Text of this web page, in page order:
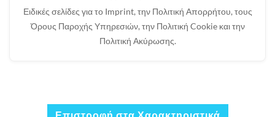
Ειδικές σελίδες για το Imprint, την Πολιτική Απορρήτου, τους
Όρους Παροχής Υπηρεσιών, την Πολιτική Cookie και την
Πολιτική Ακύρωσης.